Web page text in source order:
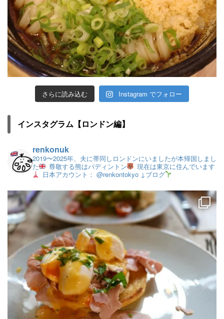
さらに読み込む Instagram でフォロー
インスタグラム【ロンドン編】
renkonuk
2019〜2025年、夫に帯同しロンドンにいましたが本帰国しまし
た
尊敬する熊はパディントン
現在は東京に住んでいます
日本アカウント： @renkontokyo ↓ブログ